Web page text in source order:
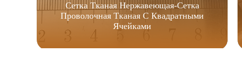
Сетка Тканая Нержавеющая-Сетка
Проволочная Тканая С Квадратными
Ячейками